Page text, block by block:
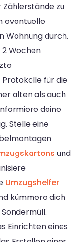
Zählerstände zu
eventuelle
Wohnung durch.
Wochen
für die
alten als auch
deine
Stelle eine
und
Umzugshelfer
kümmere dich
Einrichten eines